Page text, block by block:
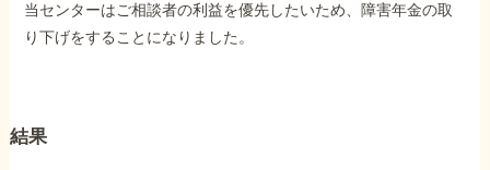
当センターはご相談者の利益を優先したいため、障害年金の取
り下げをすることになりました。
結果